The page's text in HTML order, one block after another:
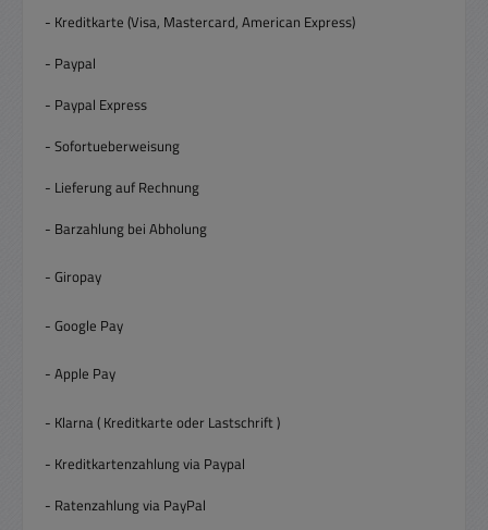
- Kreditkarte (Visa, Mastercard, American Express)
- Paypal
- Paypal Express
- Sofortueberweisung
- Lieferung auf Rechnung
- Barzahlung bei Abholung
- Giropay
- Google Pay
- Apple Pay
- Klarna ( Kreditkarte oder Lastschrift )
- Kreditkartenzahlung via Paypal
- Ratenzahlung via PayPal